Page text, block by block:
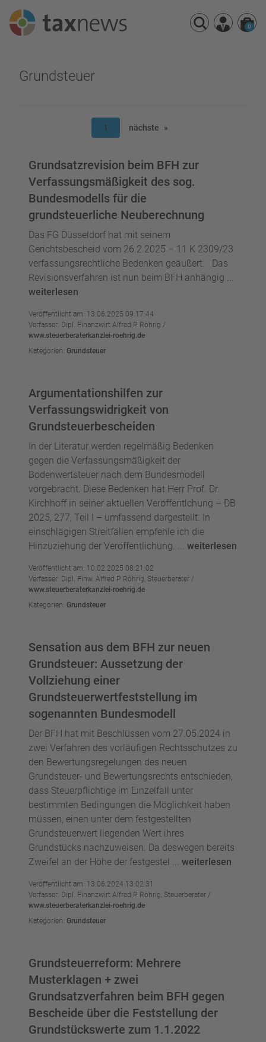
Seminare
0
Grundsteuer
1 nächste
Grundsatzrevision beim BFH zur
Verfassungsmäßigkeit des sog.
Bundesmodells für die
grundsteuerliche Neuberechnung
Das FG Düsseldorf hat mit seinem
Gerichtsbescheid vom 26.2.2025 – 11 K 2309/23
verfassungsrechtliche Bedenken geäußert. Das
Revisionsverfahren ist nun beim BFH anhängig ...
weiterlesen
Veröffentlicht am: 13.06.2025 09:17:44
Verfasser: Dipl. Finanzwirt Alfred P. Röhrig /
www.steuerberaterkanzlei-roehrig.de
Kategorien: Grundsteuer
Argumentationshilfen zur
Verfassungswidrigkeit von
Grundsteuerbescheiden
In der Literatur werden regelmäßig Bedenken
gegen die Verfassungsmäßigkeit der
Bodenwertsteuer nach dem Bundesmodell
vorgebracht. Diese Bedenken hat Herr Prof. Dr.
Kirchhoff in seiner aktuellen Veröffentlchung – DB
2025, 277, Teil I – umfassend dargestellt. In
einschlägigen Streitfällen empfehle ich die
Hinzuziehung der Veröffentlichung. ... weiterlesen
Veröffentlicht am: 10.02.2025 08:21:02
Verfasser: Dipl. Finw. Alfred P. Röhrig, Steuerberater /
www.steuerberaterkanzlei-roehrig.de
Kategorien: Grundsteuer
Sensation aus dem BFH zur neuen
Grundsteuer: Aussetzung der
Vollziehung einer
Grundsteuerwertfeststellung im
sogenannten Bundesmodell
Der BFH hat mit Beschlüssen vom 27.05.2024 in
zwei Verfahren des vorläufigen Rechtsschutzes zu
den Bewertungsregelungen des neuen
Grundsteuer- und Bewertungsrechts entschieden,
dass Steuerpflichtige im Einzelfall unter
bestimmten Bedingungen die Möglichkeit haben
müssen, einen unter dem festgestellten
Grundsteuerwert liegenden Wert ihres
Grundstücks nachzuweisen. Da deswegen bereits
Zweifel an der Höhe der festgestel ... weiterlesen
Veröffentlicht am: 13.06.2024 13:02:31
Verfasser: Dipl. Finanzwirt Alfred P. Röhrig, Steuerberater /
www.steuerberaterkanzlei-roehrig.de
Kategorien: Grundsteuer
Grundsteuerreform: Mehrere
Musterklagen + zwei
Grundsatzverfahren beim BFH gegen
Bescheide über die Feststellung der
Grundstückswerte zum 1.1.2022